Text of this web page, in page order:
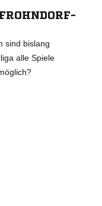
sind bislang
alle Spiele